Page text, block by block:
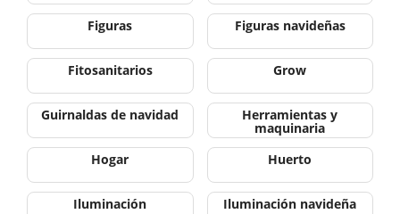
Figuras Figuras navideñas
Fitosanitarios Grow
Guirnaldas de navidad Herramientas y
maquinaria
Hogar
Huerto
Iluminación Iluminación navideña